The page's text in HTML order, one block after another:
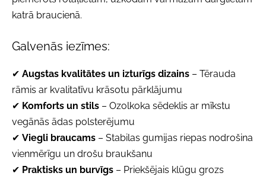
katrā braucienā.
Galvenās iezīmes:
✔ Augstas kvalitātes un izturīgs dizains – Tērauda
rāmis ar kvalitatīvu krāsotu pārklājumu
✔ Komforts un stils – Ozolkoka sēdeklis ar mīkstu
vegānās ādas polsterējumu
✔ Viegli braucams – Stabilas gumijas riepas nodrošina
vienmērīgu un drošu braukšanu
✔ Praktisks un burvīgs – Priekšējais klūgu grozs